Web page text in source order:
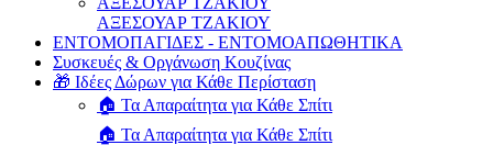
ΑΞΕΣΟΥΑΡ ΤΖΑΚΙΟΥ
ΕΝΤΟΜΟΠΑΓΙΔΕΣ - ΕΝΤΟΜΟΑΠΩΘΗΤΙΚΑ
Συσκευές & Οργάνωση Κουζίνας
🎁 Ιδέες Δώρων για Κάθε Περίσταση
🏠 Τα Απαραίτητα για Κάθε Σπίτι
🏠 Τα Απαραίτητα για Κάθε Σπίτι